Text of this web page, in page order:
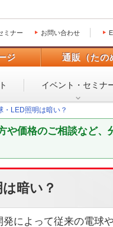
ミナー お問い合わせ
ジ 通販（たの
イベント・ セミナ
・LED照明は暗い？
や価格のご相談など、
暗い？
によって従来の電球